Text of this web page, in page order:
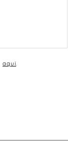
aqui.